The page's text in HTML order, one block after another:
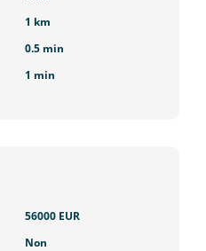
1 km
0.5 min
1 min
56000 EUR
Non